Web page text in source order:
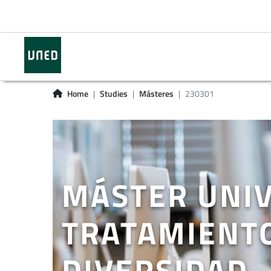
Home Studies Másteres 230301
MÁSTER